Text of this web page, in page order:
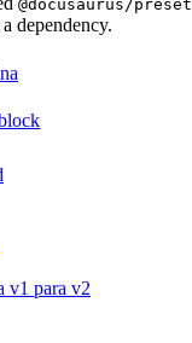
@docusaurus/
dependency.
v1 para v2